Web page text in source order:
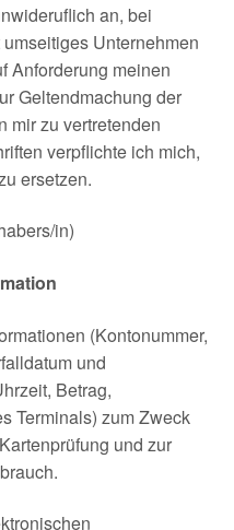
an, bei
Unternehmen
Anforderung meinen
Geltendmachung der
mir zu vertretenden
verpflichte ich mich,
ersetzen.
in)
(Kontonummer,
und
Betrag,
Terminals) zum Zweck
und zur